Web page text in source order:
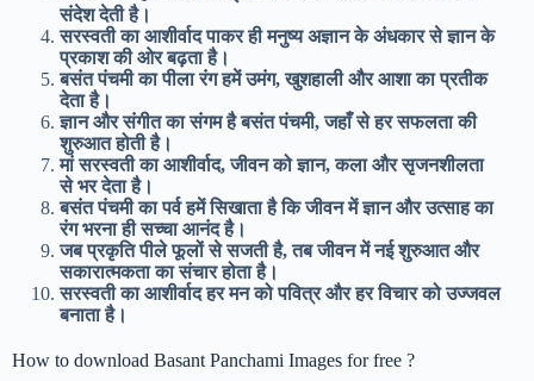
संदेश देती है।
सरस्वती का आशीर्वाद पाकर ही मनुष्य अज्ञान के अंधकार से ज्ञान के
प्रकाश की ओर बढ़ता है।
बसंत पंचमी का पीला रंग हमें उमंग, खुशहाली और आशा का प्रतीक
देता है।
ज्ञान और संगीत का संगम है बसंत पंचमी, जहाँ से हर सफलता की
शुरुआत होती है।
मां सरस्वती का आशीर्वाद, जीवन को ज्ञान, कला और सृजनशीलता
से भर देता है।
बसंत पंचमी का पर्व हमें सिखाता है कि जीवन में ज्ञान और उत्साह का
रंग भरना ही सच्चा आनंद है।
जब प्रकृति पीले फूलों से सजती है, तब जीवन में नई शुरुआत और
सकारात्मकता का संचार होता है।
सरस्वती का आशीर्वाद हर मन को पवित्र और हर विचार को उज्जवल
बनाता है।
How to download Basant Panchami Images for free ?